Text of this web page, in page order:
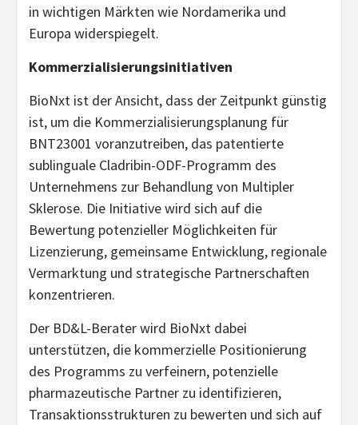
in wichtigen Märkten wie Nordamerika und
Europa widerspiegelt.
Kommerzialisierungsinitiativen
BioNxt ist der Ansicht, dass der Zeitpunkt günstig
ist, um die Kommerzialisierungsplanung für
BNT23001 voranzutreiben, das patentierte
sublinguale Cladribin-ODF-Programm des
Unternehmens zur Behandlung von Multipler
Sklerose. Die Initiative wird sich auf die
Bewertung potenzieller Möglichkeiten für
Lizenzierung, gemeinsame Entwicklung, regionale
Vermarktung und strategische Partnerschaften
konzentrieren.
Der BD&L-Berater wird BioNxt dabei
unterstützen, die kommerzielle Positionierung
des Programms zu verfeinern, potenzielle
pharmazeutische Partner zu identifizieren,
Transaktionsstrukturen zu bewerten und sich auf